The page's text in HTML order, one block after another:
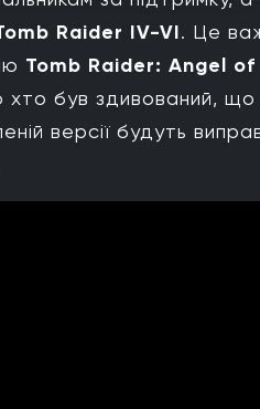
Raider IV-VI. Це
Tomb Raider: Angel of
хто був здивований,
версії будуть